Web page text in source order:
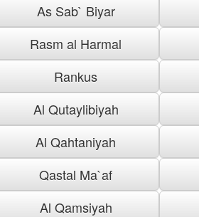
As Sab` Biyar
Rasm al Harmal
Rankus
Al Qutaylibiyah
Al Qahtaniyah
Qastal Ma`af
Al Qamsiyah